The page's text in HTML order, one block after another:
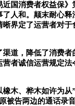
消费者权益保》
人和。颠末耐心
界定了运营者对
，降低了消费
者诚信运营规定
、桦木如许为从
被告两边的通话录